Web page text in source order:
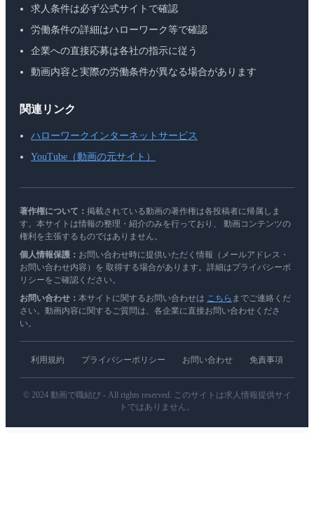
求人条件は必ず公式サイトで確認
労働条件の詳細はハローワーク等で確認
企業への直接応募は各社の指示に従う
動画内容と実際の労働条件が異なる場合があります
関連リンク
ハローワークインターネットサービス
YouTube（動画の元サイト）
著作権について： 掲載されている動画の著作権は各投稿者に帰属しま
す。本サイトは情報の整理・紹介のみを行っており、 動画コンテンツの
権利を主張するものではありません。
個人情報保護： お問い合わせ時に提供いただく情報（メールアドレス・
お問い合わせ内容）を 取得する場合があります。詳細はプライバシーポ
リシーをご確認ください。
お問い合わせ： 本サイトに関するお問い合わせは こちら までご連絡くだ
さい。動画内容に関するご質問は、各企業に直接お問い合わせくださ
い。
利用規約 プライバシーポリシー お問い合わせ 免責事項
© 2024 動画で職結び - All rights reserved. このサイトは求人情報提供サイ
トではありません。